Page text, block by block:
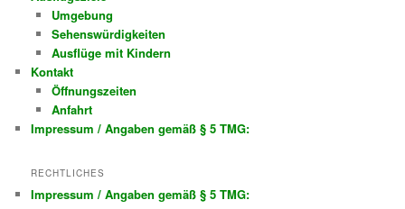
Umgebung
Sehenswürdigkeiten
Ausflüge mit Kindern
Kontakt
Öffnungszeiten
Anfahrt
Impressum / Angaben gemäß § 5 TMG:
RECHTLICHES
Impressum / Angaben gemäß § 5 TMG: